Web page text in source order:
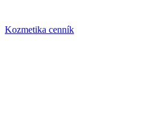
Kozmetika cenník